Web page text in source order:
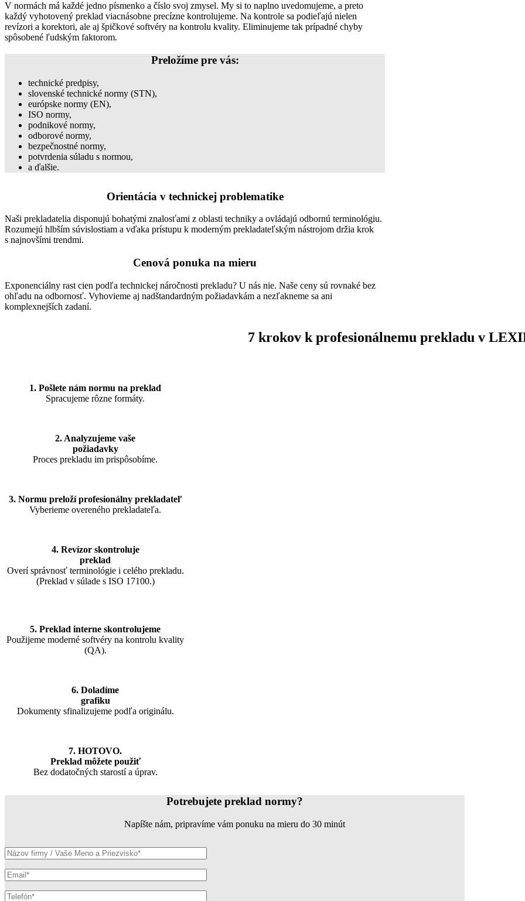
V normách má každé jedno písmenko a číslo svoj zmysel. My si to naplno uvedomujeme, a preto
každý vyhotovený preklad viacnásobne precízne kontrolujeme. Na kontrole sa podieľajú nielen
revízori a korektori, ale aj špičkové softvéry na kontrolu kvality. Eliminujeme tak prípadné chyby
spôsobené ľudským faktorom.
Preložíme pre vás:
technické predpisy,
slovenské technické normy (STN),
európske normy (EN),
ISO normy,
podnikové normy,
odborové normy,
bezpečnostné normy,
potvrdenia súladu s normou,
a ďalšie.
Orientácia v technickej problematike
Naši prekladatelia disponujú bohatými znalosťami z oblasti techniky a ovládajú odbornú terminológiu.
Rozumejú hlbším súvislostiam a vďaka prístupu k moderným prekladateľským nástrojom držia krok
s najnovšími trendmi.
Cenová ponuka na mieru
Exponenciálny rast cien podľa technickej náročnosti prekladu? U nás nie. Naše ceny sú rovnaké bez
ohľadu na odbornosť. Vyhovieme aj nadštandardným požiadavkám a nezľakneme sa ani
komplexnejších zadaní.
7 krokov k profesionálnemu prekladu v
1. Pošlete nám normu na preklad
Spracujeme rôzne formáty.
2. Analyzujeme vaše
požiadavky
Proces prekladu im prispôsobíme.
3. Normu preloží profesionálny prekladateľ
Vyberieme overeného prekladateľa.
4. Revízor skontroluje
preklad
Overí správnosť terminológie i celého prekladu.
(Preklad v súlade s ISO 17100.)
5. Preklad interne skontrolujeme
Použijeme moderné softvéry na kontrolu kvality
(QA).
6. Doladíme
grafiku
Dokumenty sfinalizujeme podľa originálu.
7. HOTOVO.
Preklad môžete použiť
Bez dodatočných starostí a úprav.
Potrebujete preklad normy?
Napíšte nám, pripravíme vám ponuku na mieru do 30 minút